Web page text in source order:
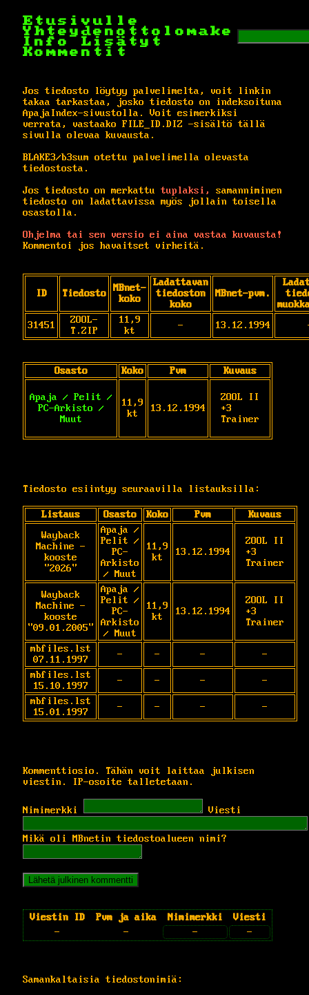
Etusivulle
Yhteydenottolomake
Info
Lisätyt
Kommentit
Jos tiedosto löytyy palvelimelta, voit linkin
takaa tarkastaa, josko tiedosto on indeksoituna
ApajaIndex-sivustolla. Voit esimerkiksi
verrata, vastaako FILE_ID.DIZ -sisältö tällä
sivulla olevaa kuvausta.
BLAKE3/b3sum otettu palvelimella olevasta
tiedostosta.
Jos tiedosto on merkattu tuplaksi,
samanniminen
tiedosto on ladattavissa myös jollain toisella
osastolla.
Ohjelma tai sen versio ei aina vastaa kuvausta!
Kommentoi jos havaitset virheitä.
ID Tiedosto
MBnet-
koko
Ladattavan
tiedoston
koko
MBnet-pvm.
31451
ZOOL-
T.ZIP
11,9
kt
- 13.12.1994
Osasto Koko Pvm Kuvaus
Apaja / Pelit /
PC-Arkisto /
Muut
11,9
kt
13.12.1994
ZOOL II
+3
Trainer
Tiedosto esiintyy seuraavilla listauksilla:
Listaus Osasto Koko Pvm
Kuvaus
Wayback
Machine -
kooste
"2026"
Apaja /
Pelit /
PC-
Arkisto
/ Muut
11,9
kt
13.12.1994
ZOOL II
+3
Trainer
Wayback
Machine -
kooste
"09.01.2005"
Apaja /
Pelit /
PC-
Arkisto
/ Muut
11,9
kt
13.12.1994
ZOOL II
+3
Trainer
mbfiles.lst
07.11.1997
- - -
-
mbfiles.lst
15.10.1997
- - -
-
mbfiles.lst
15.01.1997
- - - -
Kommenttiosio. Tähän voit laittaa julkisen
viestin. IP-osoite talletetaan.
Nimimerkki Viesti
Mikä oli MBnetin tiedostoalueen nimi?
Viestin ID Pvm ja aika Nimimerkki
Viesti
-
- - -
Samankaltaisia tiedostonimiä: